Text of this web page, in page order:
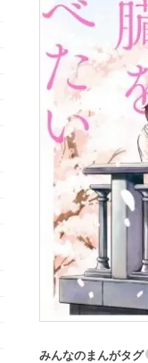
みんなのまんがタグ